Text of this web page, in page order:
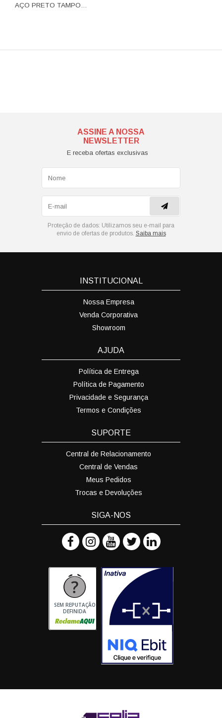
AÇO PRETO TAMPO
ASSINE A NOSSA
NEWSLETTER
E receba ofertas exclusivas
Proteção de dados: Utilizamos seu e-mail para
envio de ofertas de produtos. Saiba mais
INSTITUCIONAL
Nossa Empresa
Venda Corporativa
Showroom
AJUDA
Política de Entrega
Política de Pagamento
Privacidade e Segurança
Termos e Condições
SUPORTE
Central de Relacionamento
Central de Vendas
Meus Pedidos
Trocas e Devoluções
SIGA-NOS
SEM REPUTAÇÃO
DEFINIDA